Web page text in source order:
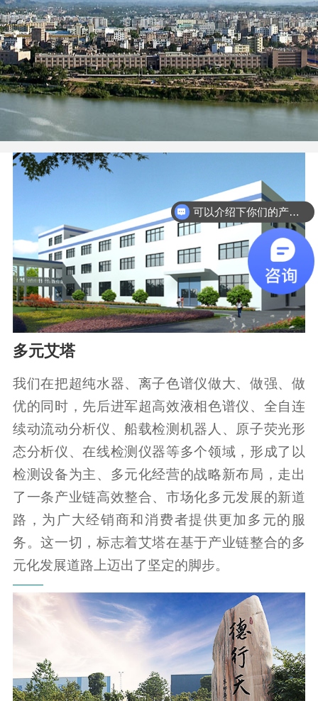
多元艾塔
我们在把超纯水器、离子色谱仪做大、做强、做
优的同时，先后进军超高效液相色谱仪、全自连
续动流动分析仪、船载检测机器人、原子荧光形
态分析仪、在线检测仪器等多个领域，形成了以
检测设备为主、多元化经营的战略新布局，走出
了一条产业链高效整合、市场化多元发展的新道
路，为广大经销商和消费者提供更加多元的服
务。这一切，标志着艾塔在基于产业链整合的多
元化发展道路上迈出了坚定的脚步。
可以介绍下你们的产品么